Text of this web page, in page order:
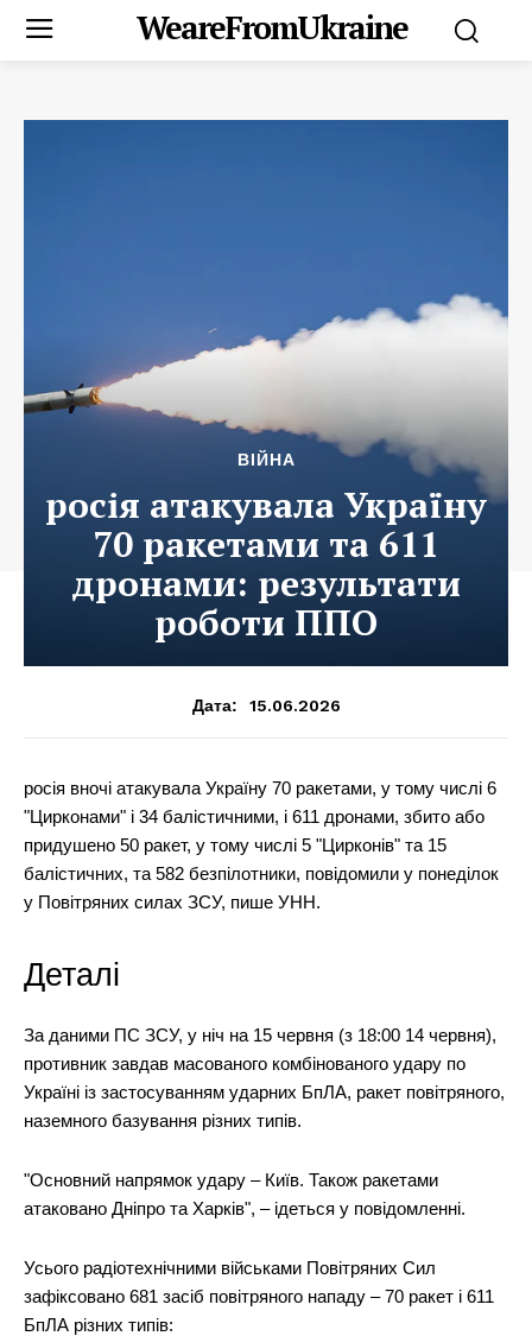
WeareFromUkraine
ВІЙНА
росія атакувала Україну
70 ракетами та 611
дронами: результати
роботи ППО
Дата: 15.06.2026
росія вночі атакувала Україну 70 ракетами, у тому числі 6
"Цирконами" і 34 балістичними, і 611 дронами, збито або
придушено 50 ракет, у тому числі 5 "Цирконів" та 15
балістичних, та 582 безпілотники, повідомили у понеділок
у Повітряних силах ЗСУ, пише УНН.
Деталі
За даними ПС ЗСУ, у ніч на 15 червня (з 18:00 14 червня),
противник завдав масованого комбінованого удару по
Україні із застосуванням ударних БпЛА, ракет повітряного,
наземного базування різних типів.
"Основний напрямок удару – Київ. Також ракетами
атаковано Дніпро та Харків", – ідеться у повідомленні.
Усього радіотехнічними військами Повітряних Сил
зафіксовано 681 засіб повітряного нападу – 70 ракет і 611
БпЛА різних типів: